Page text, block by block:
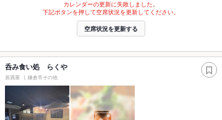
カレンダーの更新に失敗しました。
下記ボタンを押して空席状況を更新してください。
空席状況を更新する
呑み食い処 らくや
居酒屋 鎌倉市その他